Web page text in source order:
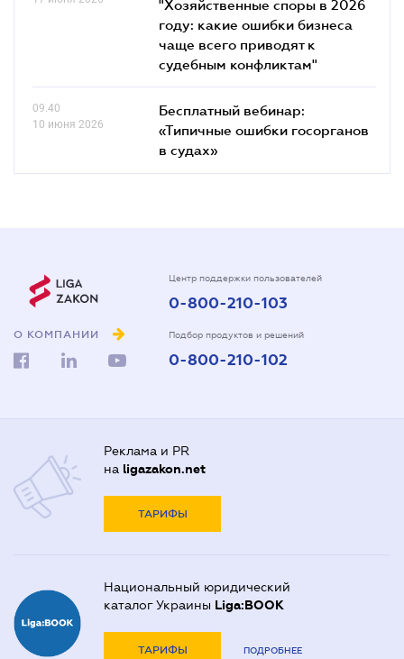
"Хозяйственные споры в 2026
году: какие ошибки бизнеса
чаще всего приводят к
судебным конфликтам"
09.40
10 июня 2026
Бесплатный вебинар:
«Типичные ошибки госорганов
в судах»
О КОМПАНИИ
Центр поддержки пользователей
0-800-210-103
Подбор продуктов и решений
0-800-210-102
Реклама и PR
на ligazakon.net
ТАРИФЫ
Национальный юридический
каталог Украины Liga:BOOK
ТАРИФЫ ПОДРОБНЕЕ